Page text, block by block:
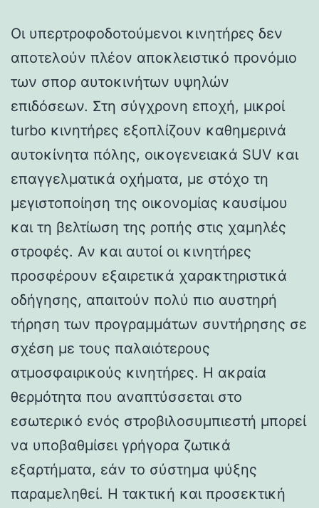
Οι υπερτροφοδοτούμενοι κινητήρες δεν
αποτελούν πλέον αποκλειστικό προνόμιο
των σπορ αυτοκινήτων υψηλών
επιδόσεων. Στη σύγχρονη εποχή, μικροί
turbo κινητήρες εξοπλίζουν καθημερινά
αυτοκίνητα πόλης, οικογενειακά SUV και
επαγγελματικά οχήματα, με στόχο τη
μεγιστοποίηση της οικονομίας καυσίμου
και τη βελτίωση της ροπής στις χαμηλές
στροφές. Αν και αυτοί οι κινητήρες
προσφέρουν εξαιρετικά χαρακτηριστικά
οδήγησης, απαιτούν πολύ πιο αυστηρή
τήρηση των προγραμμάτων συντήρησης σε
σχέση με τους παλαιότερους
ατμοσφαιρικούς κινητήρες. Η ακραία
θερμότητα που αναπτύσσεται στο
εσωτερικό ενός στροβιλοσυμπιεστή μπορεί
να υποβαθμίσει γρήγορα ζωτικά
εξαρτήματα, εάν το σύστημα ψύξης
παραμεληθεί. Η τακτική και προσεκτική